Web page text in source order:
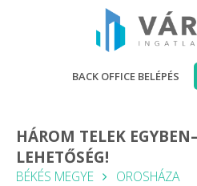
BACK OFFICE BELÉPÉS
HÁROM TELEK
LEHETŐSÉG!
BÉKÉS MEGYE OROSHÁZA